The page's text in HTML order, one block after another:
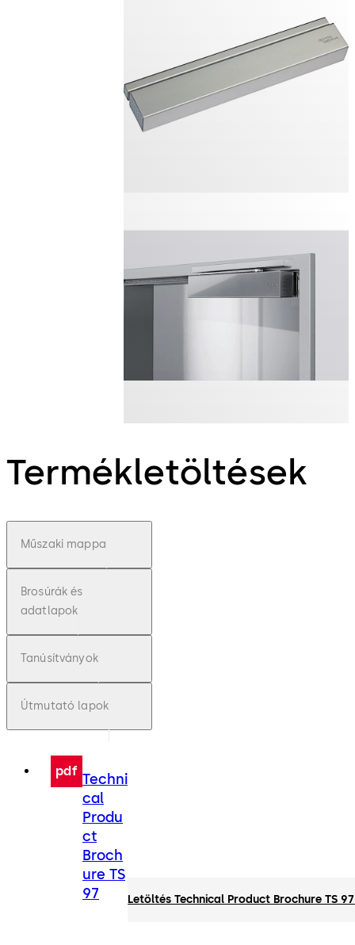
Termékletöltések
Műszaki mappa
Brosúrák és
adatlapok
Tanúsítványok
Útmutató lapok
pdf Techni
cal
Produ
ct
Broch
ure TS
97
Letöltés Technical Product Brochure TS 97